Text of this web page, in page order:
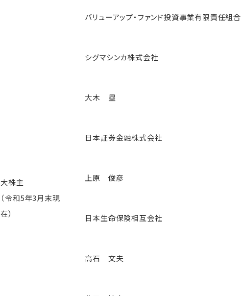
大株主
（令和5年3月末現
在）
バリューアップ・ファンド投資事業有限責任組合
シグマシンカ株式会社
大木 塁
日本証券金融株式会社
上原 俊彦
日本生命保険相互会社
高石 文夫